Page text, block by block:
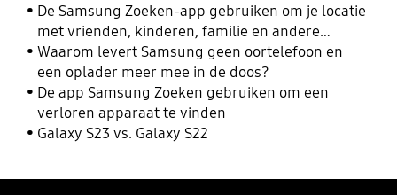
De Samsung Zoeken-app gebruiken om je locatie
met vrienden, kinderen, familie en andere
contacten te delen
Waarom levert Samsung geen oortelefoon en
een oplader meer mee in de doos?
De app Samsung Zoeken gebruiken om een
verloren apparaat te vinden
Galaxy S23 vs. Galaxy S22